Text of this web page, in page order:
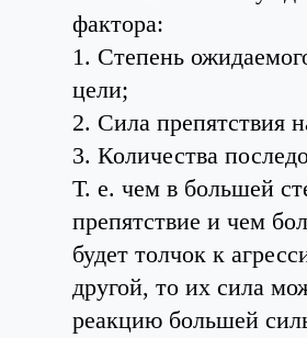
фактора:
1. Степень
цели;
2. Сила препятствия
3. Количества
Т. е. чем в большей
препятствие и чем
будет толчок к
другой, то их сила
реакцию большей